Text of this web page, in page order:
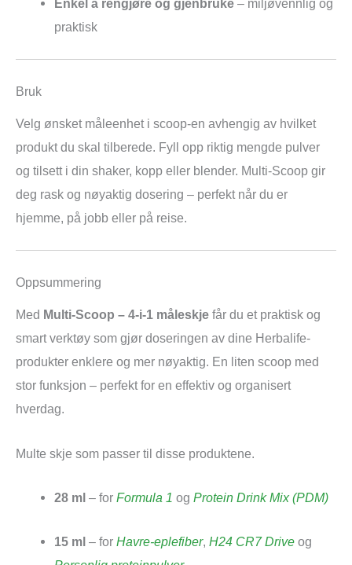
Enkel å rengjøre og gjenbruke – miljøvennlig og
praktisk
Bruk
Velg ønsket måleenhet i scoop-en avhengig av hvilket
produkt du skal tilberede. Fyll opp riktig mengde pulver
og tilsett i din shaker, kopp eller blender. Multi-Scoop gir
deg rask og nøyaktig dosering – perfekt når du er
hjemme, på jobb eller på reise.
Oppsummering
Med Multi-Scoop – 4-i-1 måleskje får du et praktisk og
smart verktøy som gjør doseringen av dine Herbalife-
produkter enklere og mer nøyaktig. En liten scoop med
stor funksjon – perfekt for en effektiv og organisert
hverdag.
Multe skje som passer til disse produktene.
28 ml – forFormula 1 ogProtein Drink Mix (PDM)
15 ml – forHavre-eplefiber,H24 CR7 Drive og